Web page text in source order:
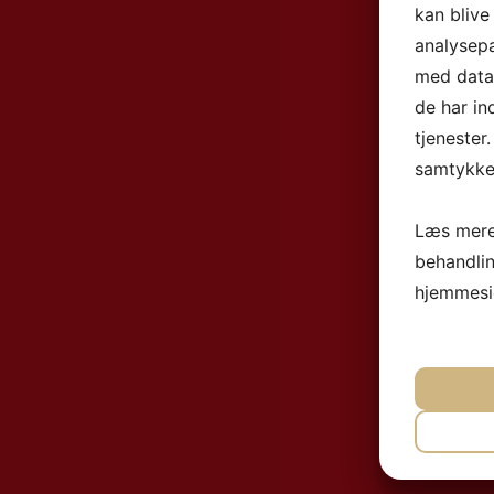
kan
med
de har
Læs